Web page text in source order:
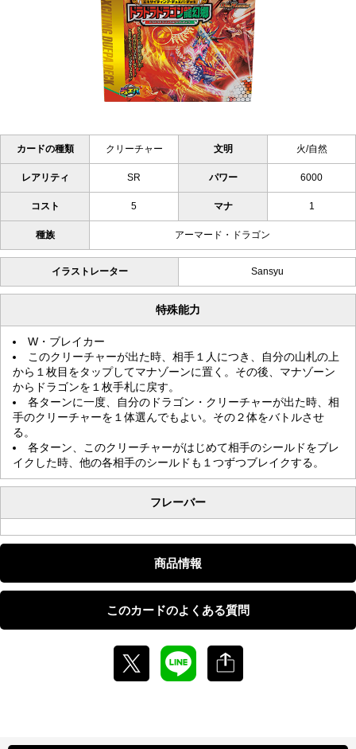
カードの種類 クリーチャー 文明 火/自然
レアリティ SR パワー 6000
コスト 5 マナ 1
種族 アーマード・ドラゴン
イラストレーター Sansyu
特殊能力
W・ブレイカー
このクリーチャーが出た時、相手１人につき、自分の山札の上
から１枚目をタップしてマナゾーンに置く。その後、マナゾーン
からドラゴンを１枚手札に戻す。
各ターンに一度、自分のドラゴン・クリーチャーが出た時、相
手のクリーチャーを１体選んでもよい。その２体をバトルさせ
る。
各ターン、このクリーチャーがはじめて相手のシールドをブレ
イクした時、他の各相手のシールドも１つずつブレイクする。
フレーバー
商品情報
このカードのよくある質問